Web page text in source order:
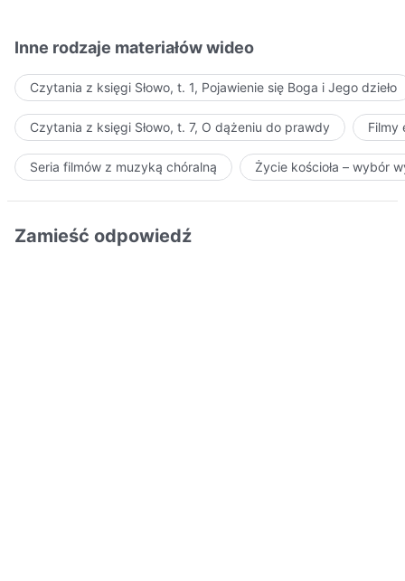
Inne rodzaje materiałów wideo
Czytania z księgi Słowo, t. 1, Pojawienie się Boga i Jego dzieło
Czytania z księgi Słowo, t. 7, O dążeniu do prawdy Filmy
Seria filmów z muzyką chóralną Życie kościoła – wybór
Zamieść odpowiedź